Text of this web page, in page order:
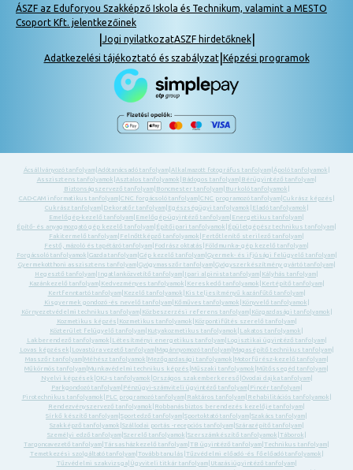
ÁSZF az Eduforyou Szakképző Iskola és Technikum, valamint a MESTO
Csoport Kft. jelentkezőinek
Jogi nyilatkozatASZF hirdetőknek|
Adatkezelési tájékoztató és szabályzat| Képzési programok
Ácsállványozó tanfolyam| Adótanácsadó tanfolyam| Alkalmazott fotográfus tanfolyam| Ápoló tanfolyamok
Asszisztens tanfolyamok Asztalos tanfolyamok Bádogos tanfolyam| Bérügyintéző tanfolyam|
Biztonságszervező tanfolyam| Boncmester tanfolyam| Burkoló tanfolyamok
CAD-CAM informatikus tanfolyam| CNC forgácsoló tanfolyam| CNC programozó tanfolyam| Cukrász képzés
Cukrász tanfolyam| Dekoratőr tanfolyam| Egészségügyi tanfolyamok Eladó tanfolyamok
Emelőgép-kezelő tanfolyam Emelőgép-ügyintéző tanfolyam Energetikus tanfolyam
Építő- és anyagmozgató gép kezelő tanfolyam Építőipari tanfolyamok Épületgépész technikus tanfolyam
Fakitermelő tanfolyam Felnőttképző tanfolyamok Fertőtlenítő sterilező tanfolyam
Festő, mázoló és tapétázó tanfolyam Fodrász oktatás Földmunka- gép kezelő tanfolyam
Forgácsoló tanfolyamok Gazda tanfolyam| Gép kezelő tanfolyam| Gyermek- és ifjúsági felügyelő tanfolyam|
Gyermekotthoni asszisztens tanfolyam| Gyógymasszőr tanfolyam| Gyógyszerkészítmény gyártó tanfolyam|
Hegesztő tanfolyam Ingatlanközvetítő tanfolyam Ipari alpinista tanfolyam Kályhás tanfolyam
Kazánkezelő tanfolyam| Kedvezményes tanfolyamok Kereskedő tanfolyamok Kertépítő tanfolyam|
Kertfenntartó tanfolyam| Kezelő tanfolyamok Kis teljesítményű kazánfűtő tanfolyam|
Kisgyermek gondozó -és nevelő tanfolyam| Kőműves tanfolyamok Könyvelő tanfolyamok
Környezetvédelmi technikus tanfolyam| Közbeszerzési referens tanfolyam| Közgazdasági tanfolyamok
Kozmetikus képzés Kozmetikus tanfolyamok Központifűtés szerelő tanfolyam|
Közterület felügyelő tanfolyam Kutyakozmetikus tanfolyamok Lakatos tanfolyamok
Lakberendező tanfolyamok Létesítményi energetikus tanfolyam| Logisztikai ügyintéző tanfolyam|
Lovas képzések Lovastúra vezető tanfolyam| Magánnyomozó tanfolyam| Magasépítő technikus tanfolyam|
Masszőr tanfolyam| Méhész tanfolyamok Mezőgazdasági tanfolyamok Motorfűrész-kezelő tanfolyam|
Műkörmös tanfolyam Munkavédelmi technikus képzés Műszaki tanfolyamok Műtőssegéd tanfolyam
Nyelvi képzések OKJ-s tanfolyamok Országos szakemberkereső Óvodai dajka tanfolyam|
Parkgondozó tanfolyam| Pénzügyi-számviteli ügyintéző tanfolyam| Pincér tanfolyam|
Pirotechnikus tanfolyamok PLC programozó tanfolyam| Raktáros tanfolyam| Rehabilitációs tanfolyamok
Rendezvényszervező tanfolyamok Robbanásbiztos berendezés kezelője tanfolyam
Sírkő készítő tanfolyam Sportedző tanfolyam Sportoktató tanfolyam Szakács tanfolyam
Szakképző tanfolyamok Szállodai portás -recepciós tanfolyam| Szárazépítő tanfolyam|
Személyi edző tanfolyam| Szerelő tanfolyamok Szerszámkészítő tanfolyamok Táborok
Targoncavezető tanfolyam Társasházkezelő tanfolyam TB ügyintéző tanfolyam Technikus tanfolyam
Temetkezési szolgáltató tanfolyam| Tovább tanulás Tűzvédelmi előadó -és főelőadó tanfolyamok
Tűzvédelmi szakvizsga| Ügyviteli titkár tanfolyam| Utazásiügyintéző tanfolyam|